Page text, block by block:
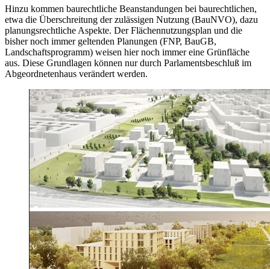
Hinzu kommen baurechtliche Beanstandungen bei baurechtlichen,
etwa die Überschreitung der zulässigen Nutzung (BauNVO), dazu
planungsrechtliche Aspekte. Der Flächennutzungsplan und die
bisher noch immer geltenden Planungen (FNP, BauGB,
Landschaftsprogramm) weisen hier noch immer eine Grünfläche
aus. Diese Grundlagen können nur durch Parlamentsbeschluß im
Abgeordnetenhaus verändert werden.